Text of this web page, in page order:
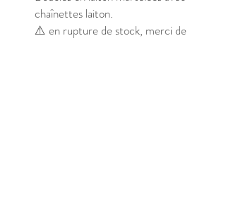
chaînettes laiton.
⚠️ en rupture de stock, merci de